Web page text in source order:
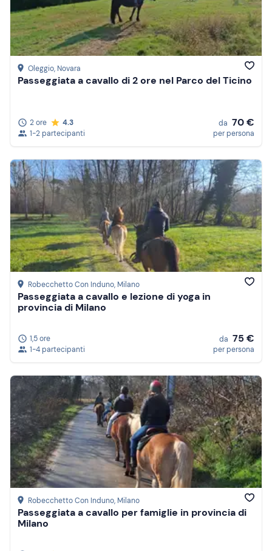
Oleggio, Novara
Passeggiata a cavallo di 2 ore nel Parco del Ticino
2 ore
4.3
1-2 partecipanti
da 70 €
per persona
Robecchetto Con Induno, Milano
Passeggiata a cavallo e lezione di yoga in
provincia di Milano
1,5 ore
1-4 partecipanti
da 75 €
per persona
Robecchetto Con Induno, Milano
Passeggiata a cavallo per famiglie in provincia di
Milano